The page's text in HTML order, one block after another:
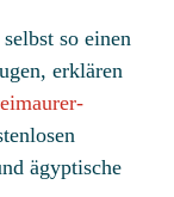
so einen
erklären
ägyptische